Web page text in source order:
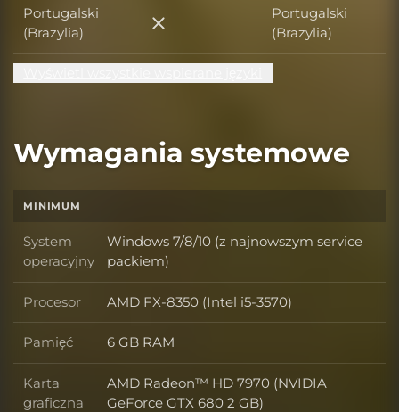
Portugalski
(Brazylia)
Portugalski (Brazylia)
Portugalski
(Brazylia)
Wymagania systemowe
MINIMUM
System
operacyjny
System operacyjny
Windows 7/8/10 (z najnowszym service
packiem)
Procesor Procesor
AMD FX-8350 (Intel i5-3570)
Pamięć Pamięć
6 GB RAM
Karta
graficzna
Karta graficzna
AMD Radeon™ HD 7970 (NVIDIA
GeForce GTX 680 2 GB)